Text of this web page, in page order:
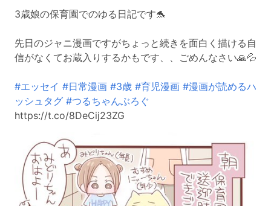
3歳娘の保育園でのゆる日記です🐬
先日のジャニ漫画ですがちょっと続きを面白く描ける自
信がなくてお蔵入りするかもです、、ごめんなさい🙏💦
#エッセイ #日常漫画 #3歳 #育児漫画 #漫画が読めるハ
ッシュタグ #つるちゃんぶろぐ
https://t.co/8DeCij23ZG